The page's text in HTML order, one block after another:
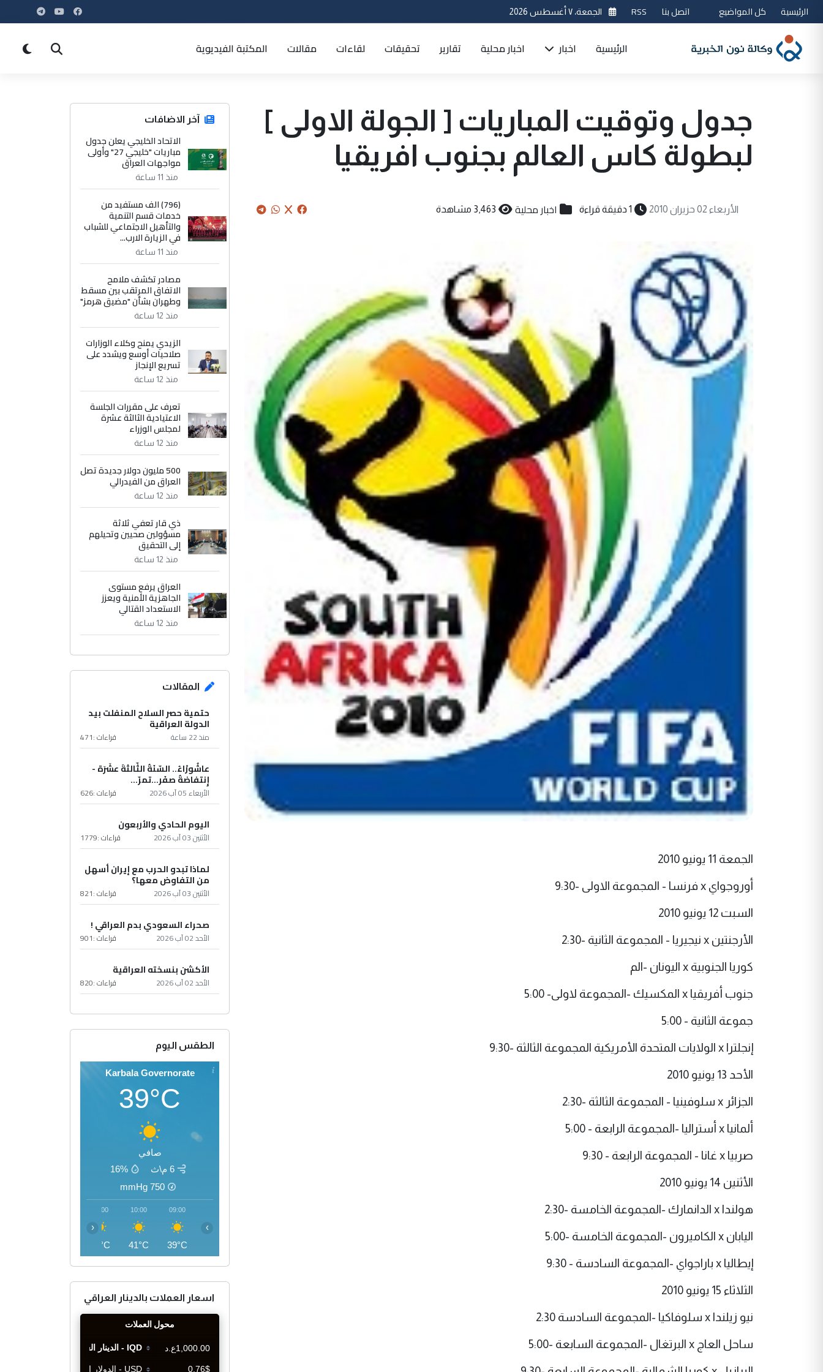
الرئيسية كل المواضيع اتصل بنا RSS الجمعة، ٧ أغسطس 2026
الرئيسية اخبار اخبار محلية تقارير تحقيقات لقاءات مقالات المكتبة الفيديوية
جدول وتوقيت المباريات [ الجولة الاولى ]
لبطولة كاس العالم بجنوب افريقيا
الأربعاء 02 حزيران 2010 1 دقيقة قراءة اخبار محلية 3,463 مشاهدة
الجمعة 11 يونيو 2010
أوروجواي x فرنسا - المجموعة الاولى -9:30
السبت 12 يونيو 2010
الأرجنتين x نيجيريا - المجموعة الثانية -2:30
كوريا الجنوبية x اليونان -الم
جنوب أفريقيا x المكسيك -المجموعة لاولى- 5:00
جموعة الثانية - 5:00
إنجلترا x الولايات المتحدة الأمريكية المجموعة الثالثة -9:30
الأحد 13 يونيو 2010
الجزائر x سلوفينيا - المجموعة الثالثة -2:30
ألمانيا x أستراليا -المجموعة الرابعة - 5:00
صربيا x غانا - المجموعة الرابعة - 9:30
الأثنين 14 يونيو 2010
هولندا x الدانمارك -المجموعة الخامسة -2:30
اليابان x الكاميرون -المجموعة الخامسة -5:00
إيطاليا x باراجواي -المجموعة السادسة - 9:30
الثلاثاء 15 يونيو 2010
نيو زيلندا x سلوفاكيا -المجموعة السادسة 2:30
ساحل العاج x البرتغال -المجموعة السابعة -5:00
آخر الاضافات
الاتحاد الخليجي يعلن جدول
مباريات "خليجي 27" وأولى
مواجهات العراق
منذ 11 ساعة
(796) الف مستفيد من
خدمات قسم التنمية
والتأهيل الاجتماعي للشباب
في الزيارة الارب...
منذ 11 ساعة
مصادر تكشف ملامح
الاتفاق المرتقب بين مسقط
وطهران بشأن "مضيق هرمز"
منذ 12 ساعة
الزيدي يمنح وكلاء الوزارات
صلاحيات أوسع ويشدد على
تسريع الإنجاز
منذ 12 ساعة
تعرف على مقررات الجلسة
الاعتيادية الثالثة عشرة
لمجلس الوزراء
منذ 12 ساعة
500 مليون دولار جديدة تصل
العراق من الفيدرالي
منذ 12 ساعة
ذي قار تعفي ثلاثة
مسؤولين صحيين وتحيلهم
إلى التحقيق
منذ 12 ساعة
العراق يرفع مستوى
الجاهزية الأمنية ويعزز
الاستعداد القتالي
منذ 12 ساعة
المقالات
حتمية حصر السلاح المنفلت بيد
الدولة العراقية
منذ 22 ساعة قراءات :471
عاشُورْاءُ.. السّنَةُ الثّالثةَ عشَرَة -
إِنتفاضةُ صفَر…تمرّ...
الأربعاء 05 آب 2026 قراءات :626
اليوم الحادي والأربعون
الأثنين 03 آب 2026 قراءات :1779
لماذا تبدو الحرب مع إيران أسهل
من التفاوض معها؟
الأثنين 03 آب 2026 قراءات :821
صحراء السعودي بدم العراقي !
الأحد 02 آب 2026 قراءات :901
الأكشن بنسخته العراقية
الأحد 02 آب 2026 قراءات :820
الطقس اليوم
Karbala Governorate
39°C
صافي
6 م\ث
16%
750
mmHg
09:00
39°C
10:00
41°C
11:00
43°C
‹ ›
اسعار العملات بالدينار العراقي